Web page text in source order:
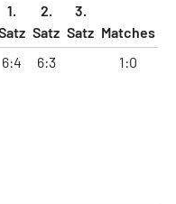
1.
2.
Satz
3.
Satz Matches
6:4 6:3 1:0